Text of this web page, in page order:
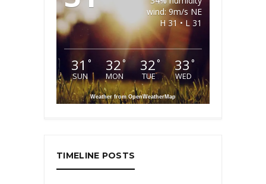
wind: 9m/s NE
H 31 • L 31
31 °
SUN
32°
MON
32°
TUE
33 °
WED
Weather from OpenWeatherMap
TIMELINE POSTS